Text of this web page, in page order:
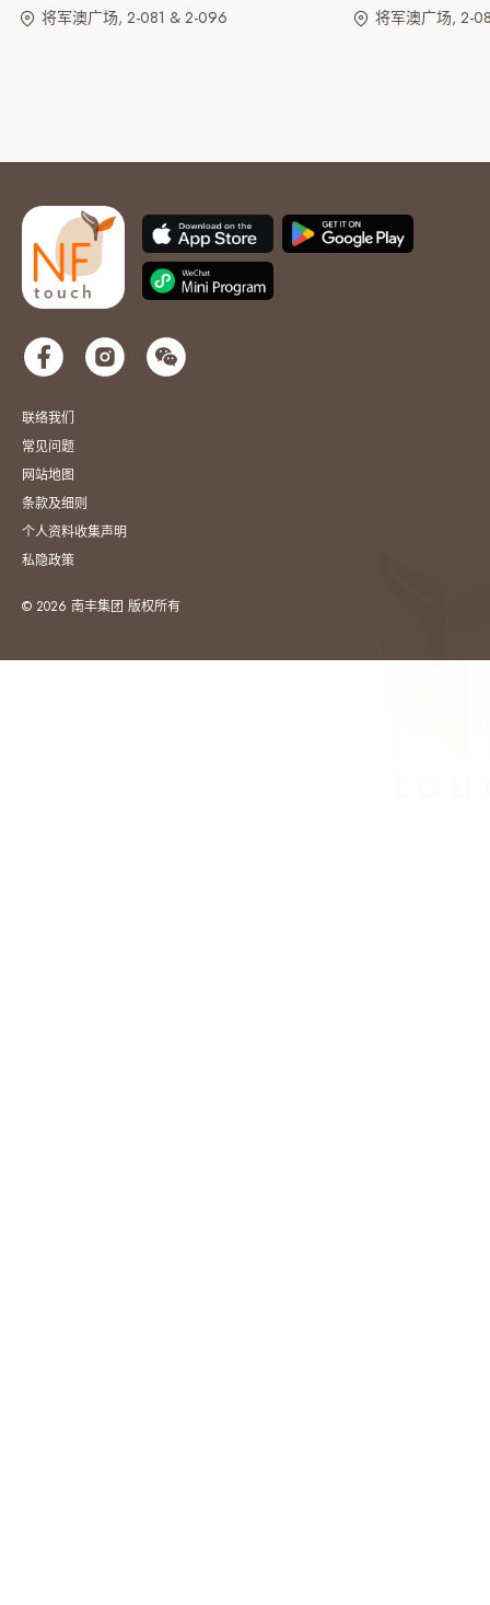
将军澳广场, 2-081 & 2-096 将军澳广场, 2-
联络我们
常见问题
网站地图
条款及细则
个人资料收集声明
私隐政策
© 2026 南丰集团 版权所有